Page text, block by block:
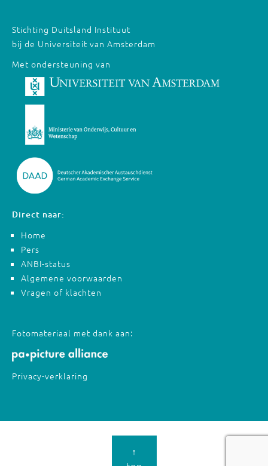
Stichting Duitsland Instituut
bij de Universiteit van Amsterdam
Met ondersteuning van
Direct naar:
Home
Pers
ANBI-status
Algemene voorwaarden
Vragen of klachten
Fotomateriaal met dank aan:
Privacy-verklaring
↑